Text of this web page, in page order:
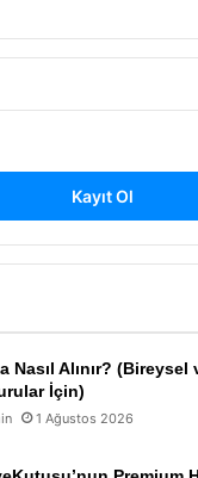
Kayıt Ol
Nasıl Alınır?
İçin)
1 Ağustos 2026